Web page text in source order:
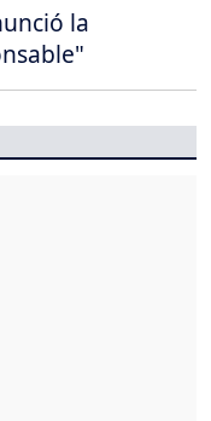
la